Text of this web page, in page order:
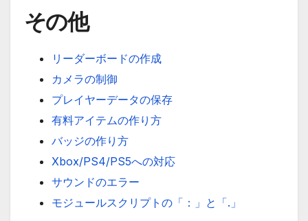
その他
リーダーボードの作成
カメラの制御
プレイヤーデータの保存
有料アイテムの作り方
バッジの作り方
Xbox/PS4/PS5への対応
サウンドのエラー
モジュールスクリプトの「：」と「.」